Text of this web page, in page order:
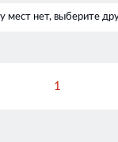
мест нет, выберите
1